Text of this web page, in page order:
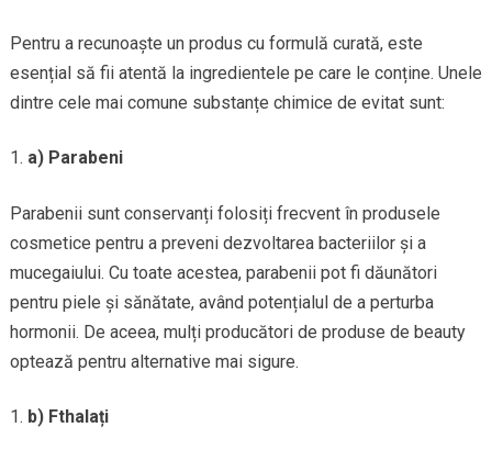
Pentru a recunoaște un produs cu formulă curată, este
esențial să fii atentă la ingredientele pe care le conține. Unele
dintre cele mai comune substanțe chimice de evitat sunt:
a) Parabeni
Parabenii sunt conservanți folosiți frecvent în produsele
cosmetice pentru a preveni dezvoltarea bacteriilor și a
mucegaiului. Cu toate acestea, parabenii pot fi dăunători
pentru piele și sănătate, având potențialul de a perturba
hormonii. De aceea, mulți producători de produse de beauty
optează pentru alternative mai sigure.
b) Fthalați